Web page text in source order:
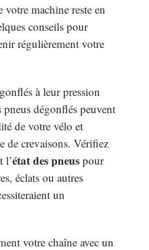
votre machine reste en
conseils pour
régulièrement votre
à leur pression
pneus dégonflés peuvent
de votre vélo et
de crevaisons. Vérifiez
l’état des pneus pour
éclats ou autres
un
votre chaîne avec un